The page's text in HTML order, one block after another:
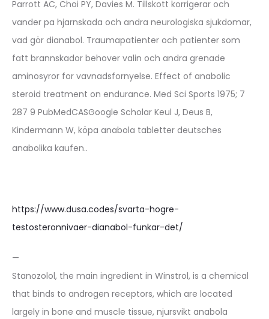
Parrott AC, Choi PY, Davies M. Tillskott korrigerar och
vander pa hjarnskada och andra neurologiska sjukdomar,
vad gör dianabol. Traumapatienter och patienter som
fatt brannskador behover valin och andra grenade
aminosyror for vavnadsfornyelse. Effect of anabolic
steroid treatment on endurance. Med Sci Sports 1975; 7
287 9 PubMedCASGoogle Scholar Keul J, Deus B,
Kindermann W, köpa anabola tabletter deutsches
anabolika kaufen..
https://www.dusa.codes/svarta-hogre-
testosteronnivaer-dianabol-funkar-det/
—
Stanozolol, the main ingredient in Winstrol, is a chemical
that binds to androgen receptors, which are located
largely in bone and muscle tissue, njursvikt anabola